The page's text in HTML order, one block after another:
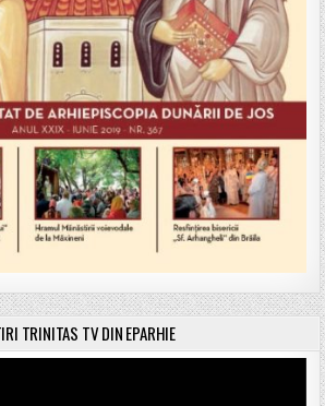
TRINITAS TV DIN EPARHIE